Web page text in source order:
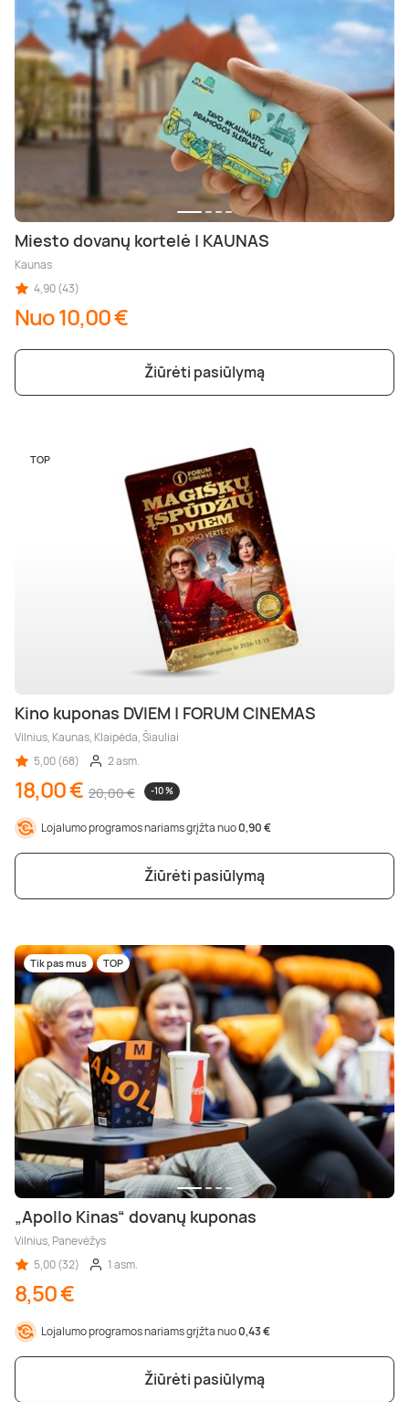
Miesto dovanų kortelė | KAUNAS
Kaunas
4,90 (43)
Nuo 10,00 €
Žiūrėti pasiūlymą
TOP
Kino kuponas DVIEM | FORUM CINEMAS
Vilnius, Kaunas, Klaipėda, Šiauliai
5,00 (68)
2 asm.
18,00 € 20,00 € -10 %
Lojalumo programos nariams grįžta nuo0,90 €
Žiūrėti pasiūlymą
Tik pas mus TOP
„Apollo Kinas“ dovanų kuponas
Vilnius, Panevėžys
5,00 (32)
1 asm.
8,50 €
Lojalumo programos nariams grįžta nuo0,43 €
Žiūrėti pasiūlymą